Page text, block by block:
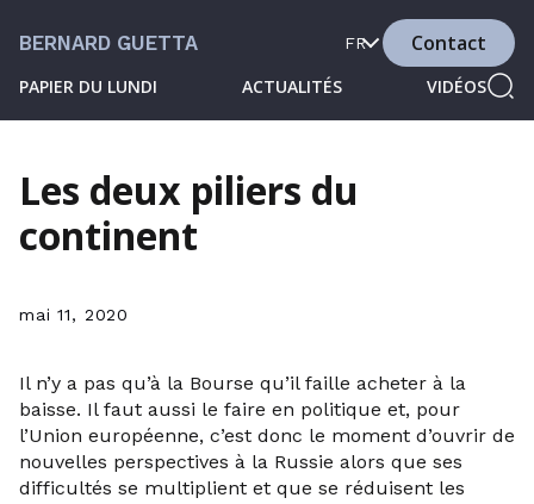
BERNARD GUETTA
PAPIER DU LUNDI ACTUALITÉS VIDÉOS
FR Contact
Les deux piliers du
continent
mai 11, 2020
Il n’y a pas qu’à la Bourse qu’il faille acheter à la
baisse. Il faut aussi le faire en politique et, pour
l’Union européenne, c’est donc le moment d’ouvrir de
nouvelles perspectives à la Russie alors que ses
difficultés se multiplient et que se réduisent les